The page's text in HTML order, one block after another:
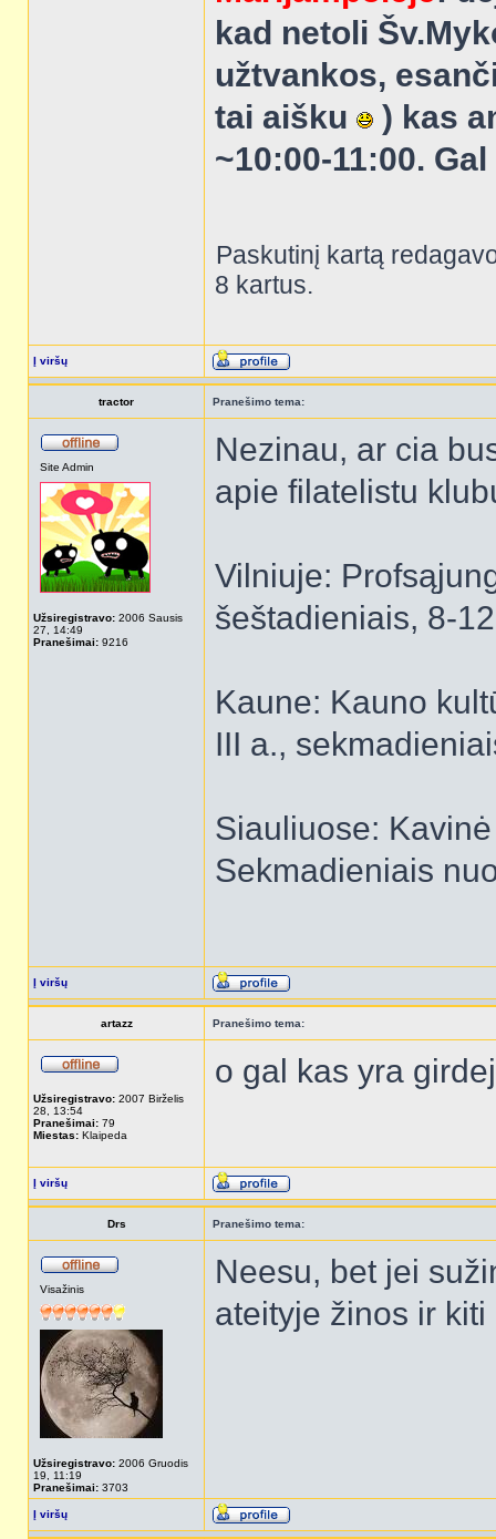
kad netoli
užtvankos,
tai aišku
) kas
~10:00-11:00.
Paskutinį kartą
8 kartus.
Į viršų
tractor Pranešimo tema:
Site Admin
Užsiregistravo: 2006 Sausis
27, 14:49
Pranešimai: 9216
Nezinau, ar cia
apie filatelistu
Vilniuje:
šeštadieniais, 8-
Kaune: Kauno
III a.,
Siauliuose:
Sekmadieniais
Į viršų
artazz Pranešimo tema:
Užsiregistravo: 2007 Birželis
28, 13:54
Pranešimai: 79
Miestas: Klaipeda
o gal kas yra
Į viršų
Drs Pranešimo tema:
Visažinis
Užsiregistravo: 2006 Gruodis
19, 11:19
Pranešimai: 3703
Neesu, bet jei
ateityje žinos ir
Į viršų